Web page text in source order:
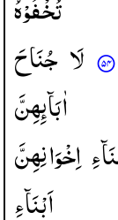
تُخْفُوْهُ
لَا جُنَاحَ
اٰبَآىِٕهِنَّ
اِخْوَانِهِنَّ
اَبْنَآءِ